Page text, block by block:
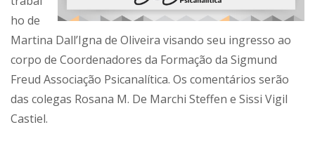
ho de
Martina Dall’Igna de Oliveira visando seu ingresso ao
corpo de Coordenadores da Formação da Sigmund
Freud Associação Psicanalítica. Os comentários serão
das colegas Rosana M. De Marchi Steffen e Sissi Vigil
Castiel.